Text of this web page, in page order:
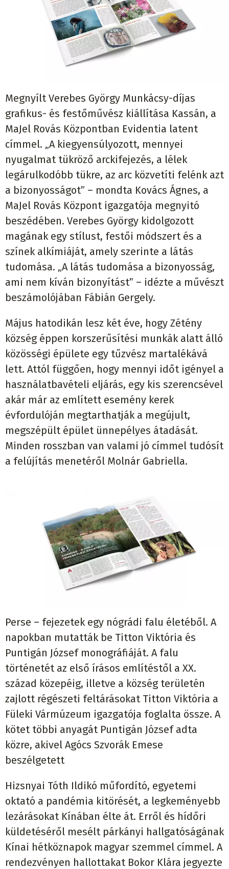
Megnyílt Verebes György Munkácsy-díjas
grafikus- és festőművész kiállítása Kassán, a
MaJel Rovás Központban Evidentia latent
címmel. „A kiegyensúlyozott, mennyei
nyugalmat tükröző arckifejezés, a lélek
legárulkodóbb tükre, az arc közvetíti felénk azt
a bizonyosságot” – mondta Kovács Ágnes, a
MaJel Rovás Központ igazgatója megnyitó
beszédében. Verebes György kidolgozott
magának egy stílust, festői módszert és a
színek alkímiáját, amely szerinte a látás
tudomása. „A látás tudomása a bizonyosság,
ami nem kíván bizonyítást” – idézte a művészt
beszámolójában Fábián Gergely.
Május hatodikán lesz két éve, hogy Zétény
község éppen korszerűsítési munkák alatt álló
közösségi épülete egy tűzvész martalékává
lett. Attól függően, hogy mennyi időt igényel a
használatbavételi eljárás, egy kis szerencsével
akár már az említett esemény kerek
évfordulóján megtarthatják a megújult,
megszépült épület ünnepélyes átadását.
Minden rosszban van valami jó címmel tudósít
a felújítás menetéről Molnár Gabriella.
Perse – fejezetek egy nógrádi falu életéből. A
napokban mutatták be Titton Viktória és
Puntigán József monográfiáját. A falu
történetét az első írásos említéstől a XX.
század közepéig, illetve a község területén
zajlott régészeti feltárásokat Titton Viktória a
Füleki Vármúzeum igazgatója foglalta össze. A
kötet többi anyagát Puntigán József adta
közre, akivel Agócs Szvorák Emese
beszélgetett
Hizsnyai Tóth Ildikó műfordító, egyetemi
oktató a pandémia kitörését, a legkeményebb
lezárásokat Kínában élte át. Erről és hídőri
küldetéséről mesélt párkányi hallgatóságának
Kínai hétköznapok magyar szemmel címmel. A
rendezvényen hallottakat Bokor Klára jegyezte